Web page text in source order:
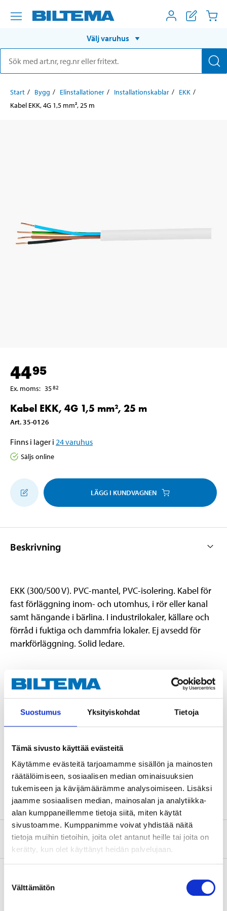
Suostumus Yksityiskohdat Tietoja
Tämä sivusto käyttää evästeitä
Käytämme evästeitä tarjoamamme sisällön ja mainosten
räätälöimiseen, sosiaalisen median ominaisuuksien
tukemiseen ja kävijämäärämme analysoimiseen. Lisäksi
jaamme sosiaalisen median, mainosalan ja analytiikka-
alan kumppaneillemme tietoja siitä, miten käytät
sivustoamme. Kumppanimme voivat yhdistää näitä
tietoja muihin tietoihin, joita olet antanut heille tai joita on
kerätty, kun olet käyttänyt heidän palvelujaan.
valinta
Välttämätön
Välj varuhus
Start Bygg Elinstallationer Installationskablar
EKK
Kabel EKK, 4G 1,5 mm², 25 m
4495
Ex. moms: 3582
Kabel EKK, 4G 1,5 mm², 25 m
Art. 35-0126
Finns i lager i 24varuhus
Säljs online
LÄGG I KUNDVAGNEN
Beskrivning
EKK (300/500 V). PVC-mantel, PVC-isolering. Kabel för
fast förläggning inom- och utomhus, i rör eller kanal
samt hängande i bärlina. I industrilokaler, källare och
förråd i fuktiga och dammfria lokaler. Ej avsedd för
markförläggning. Solid ledare.
Teknisk specifikation
Kabeltyp
EKK
Kabelarea
4G 1,5 mm²
Spänning
Utvändig diameter
10 mm
Kabellängd
25 m
Om tillverkaren